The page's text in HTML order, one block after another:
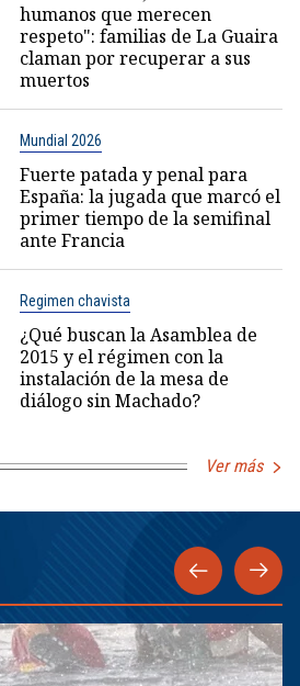
humanos que merecen
respeto": familias de La Guaira
claman por recuperar a sus
muertos
Mundial 2026
Fuerte patada y penal para
España: la jugada que marcó el
primer tiempo de la semifinal
ante Francia
Regimen chavista
¿Qué buscan la Asamblea de
2015 y el régimen con la
instalación de la mesa de
diálogo sin Machado?
Ver más